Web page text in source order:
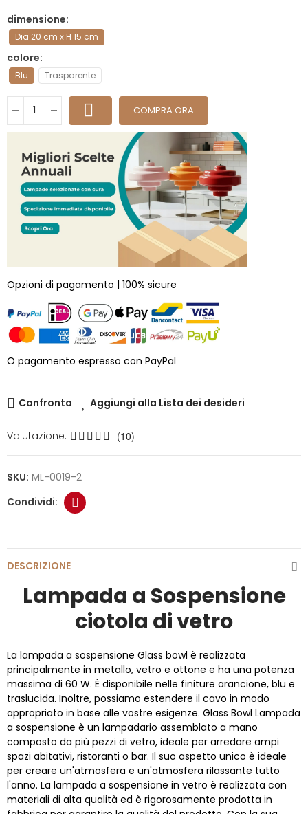
dimensione
Dia 20 cm x H 15 cm
colore
Blu Trasparente
COMPRA ORA
Opzioni di pagamento | 100% sicure
O pagamento espresso con PayPal
Confronta Aggiungi alla Lista dei desideri
Valutazione: (10)
SKU: ML-0019-2
DESCRIZIONE
Lampada a Sospensione
ciotola di vetro
La lampada a sospensione Glass bowl è realizzata
principalmente in metallo, vetro e ottone e ha una potenza
massima di 60 W. È disponibile nelle finiture arancione, blu e
traslucida. Inoltre, possiamo estendere il cavo in modo
appropriato in base alle vostre esigenze. Glass Bowl Lampada
a sospensione è un lampadario assemblato a mano
composto da più pezzi di vetro, ideale per arredare ampi
spazi abitativi, ristoranti o bar. Il suo aspetto unico è ideale
per creare un'atmosfera e un'atmosfera rilassante tutto
l'anno. La lampada a sospensione in vetro è realizzata con
materiali di alta qualità ed è rigorosamente prodotta in